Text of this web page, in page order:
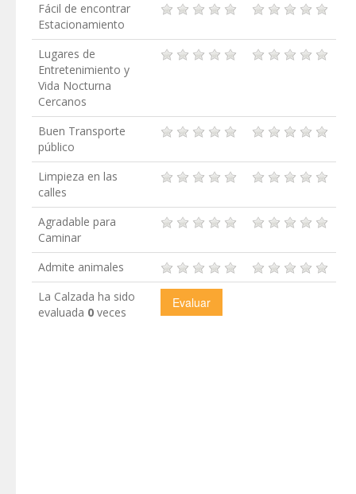
Fácil de encontrar
Estacionamiento
Lugares de
Entretenimiento y
Vida Nocturna
Cercanos
Buen Transporte
público
Limpieza en las
calles
Agradable para
Caminar
Admite animales
La Calzada ha sido
evaluada 0 veces